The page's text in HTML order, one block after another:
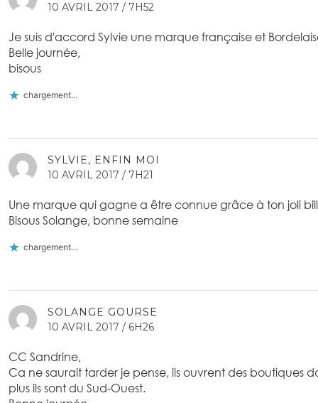
10 AVRIL 2017 / 7H52
Je suis d'accord Sylvie une marque française et
Belle journée,
bisous
chargement…
SYLVIE, ENFIN MOI
10 AVRIL 2017 / 7H21
Une marque qui gagne a être connue grâce à ton joli
Bisous Solange, bonne semaine
chargement…
SOLANGE GOURSE
10 AVRIL 2017 / 6H26
CC Sandrine,
Ca ne saurait tarder je pense, ils ouvrent des boutiques
plus ils sont du Sud-Ouest.